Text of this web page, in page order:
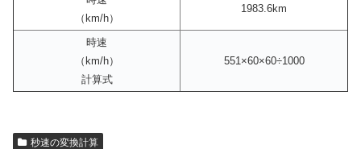
（km/h）
1983.6km
時速
（km/h）
計算式
551×60×60÷1000
秒速の変換計算